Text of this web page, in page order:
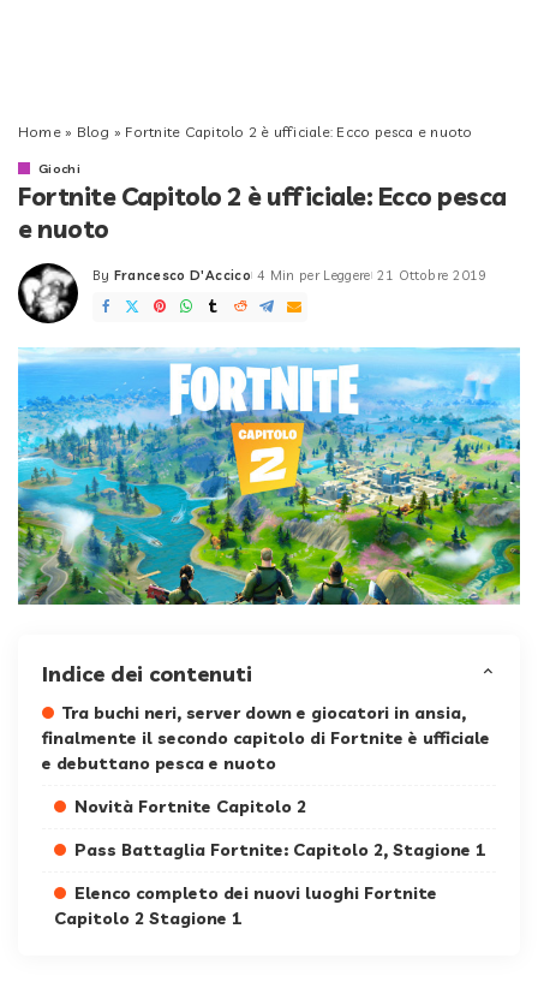
Home» Blog » Fortnite Capitolo 2 è ufficiale: Ecco pesca e nuoto
Giochi
Fortnite Capitolo 2 è ufficiale: Ecco pesca
e nuoto
Posted
by
By Francesco D'Accico 4 Min per Leggere 21 Ottobre 2019
Indice dei contenuti
Tra buchi neri, server down e giocatori in ansia,
finalmente il secondo capitolo di Fortnite è ufficiale
e debuttano pesca e nuoto
Novità Fortnite Capitolo 2
Pass Battaglia Fortnite: Capitolo 2, Stagione 1
Elenco completo dei nuovi luoghi Fortnite
Capitolo 2 Stagione 1